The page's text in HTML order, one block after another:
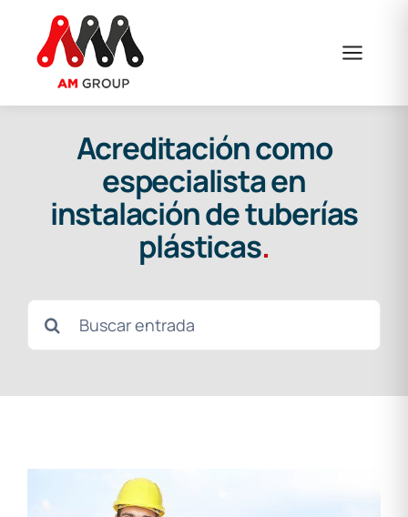
contenido
Acreditación como
especialista en
instalación de tuberías
plásticas.
Buscar: